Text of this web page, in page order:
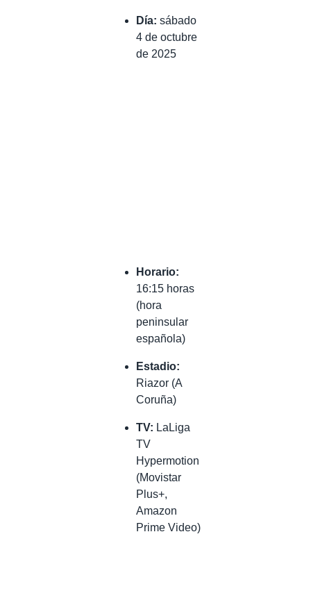
Día: sábado
4 de octubre
de 2025
Horario:
16:15 horas
(hora
peninsular
española)
Estadio:
Riazor (A
Coruña)
TV: LaLiga
TV
Hypermotion
(Movistar
Plus+,
Amazon
Prime Video)